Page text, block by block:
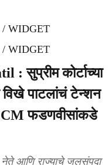
WIDGET
WIDGET
सुप्रीम कोर्टाच्या
पाटलांचं टेन्शन
CM फडणवीसांकडे
आणि राज्याचे जलसंपदा